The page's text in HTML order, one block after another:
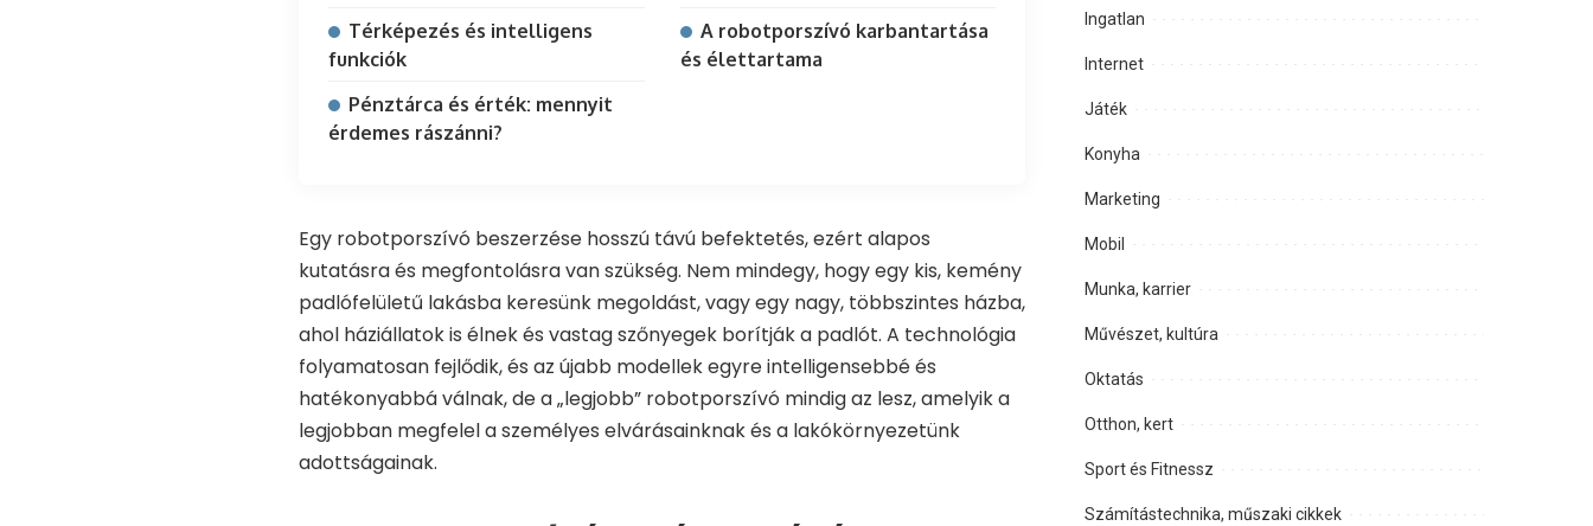
Térképezés és intelligens
funkciók
A robotporszívó karbantartása
és élettartama
Pénztárca és érték: mennyit
érdemes rászánni?
Egy robotporszívó beszerzése hosszú távú befektetés, ezért alapos
kutatásra és megfontolásra van szükség. Nem mindegy, hogy egy kis, kemény
padlófelületű lakásba keresünk megoldást, vagy egy nagy, többszintes házba,
ahol háziállatok is élnek és vastag szőnyegek borítják a padlót. A technológia
folyamatosan fejlődik, és az újabb modellek egyre intelligensebbé és
hatékonyabbá válnak, de a „legjobb” robotporszívó mindig az lesz, amelyik a
legjobban megfelel a személyes elvárásainknak és a lakókörnyezetünk
adottságainak.
Ingatlan
Internet
Játék
Konyha
Marketing
Mobil
Munka, karrier
Művészet, kultúra
Oktatás
Otthon, kert
Sport és Fitnessz
Számítástechnika, műszaki cikkek